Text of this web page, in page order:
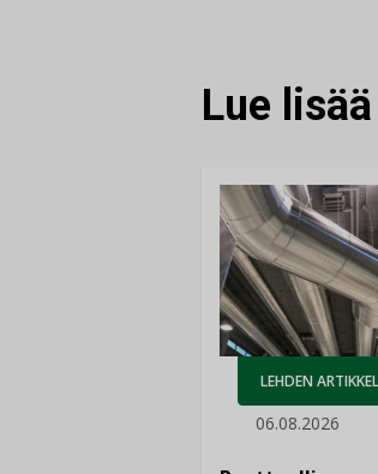
Lue lisää
LEHDEN
06.08.2026